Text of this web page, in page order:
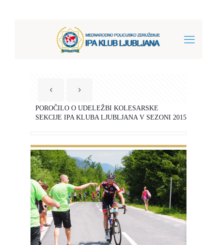
POROČILO O UDELEŽBI KOLESARSKE
SEKCIJE IPA KLUBA LJUBLJANA V SEZONI 2015